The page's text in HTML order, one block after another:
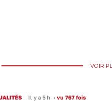
VOIR
Il y a 5 h •vu 767 fois